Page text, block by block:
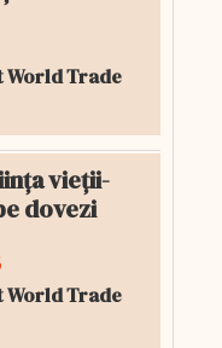
World Trade
vieții-
dovezi
World Trade